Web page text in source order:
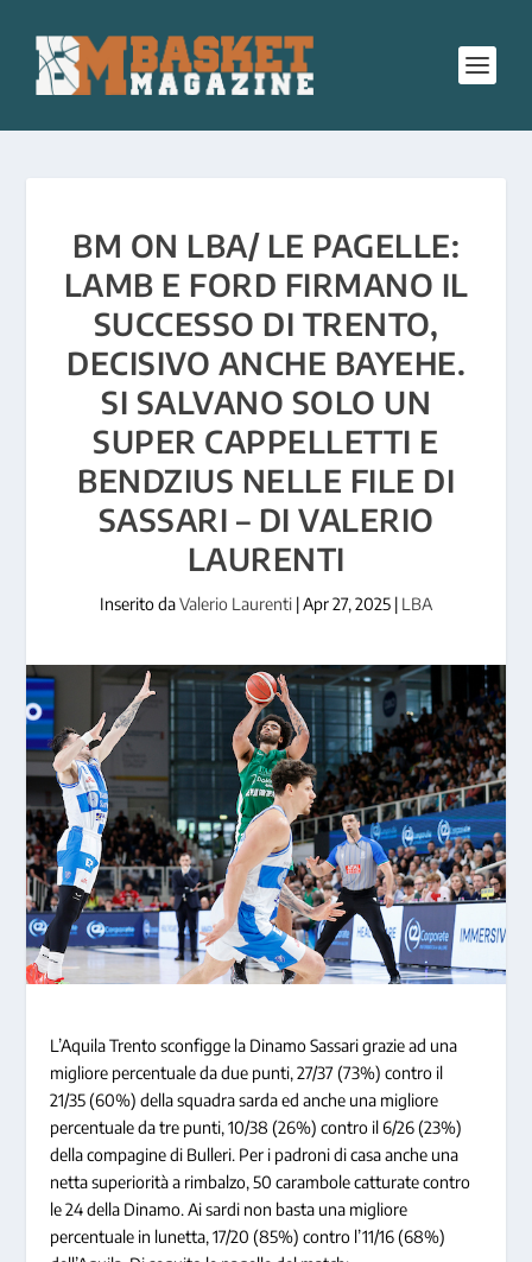
BM ON LBA/ LE PAGELLE:
LAMB E FORD FIRMANO IL
SUCCESSO DI TRENTO,
DECISIVO ANCHE BAYEHE.
SI SALVANO SOLO UN
SUPER CAPPELLETTI E
BENDZIUS NELLE FILE DI
SASSARI – DI VALERIO
LAURENTI
Inserito daValerio Laurenti |Apr 27, 2025 | LBA
L’Aquila Trento sconfigge la Dinamo Sassari grazie ad una
migliore percentuale da due punti, 27/37 (73%) contro il
21/35 (60%) della squadra sarda ed anche una migliore
percentuale da tre punti, 10/38 (26%) contro il 6/26 (23%)
della compagine di Bulleri. Per i padroni di casa anche una
netta superiorità a rimbalzo, 50 carambole catturate contro
le 24 della Dinamo. Ai sardi non basta una migliore
percentuale in lunetta, 17/20 (85%) contro l’11/16 (68%)